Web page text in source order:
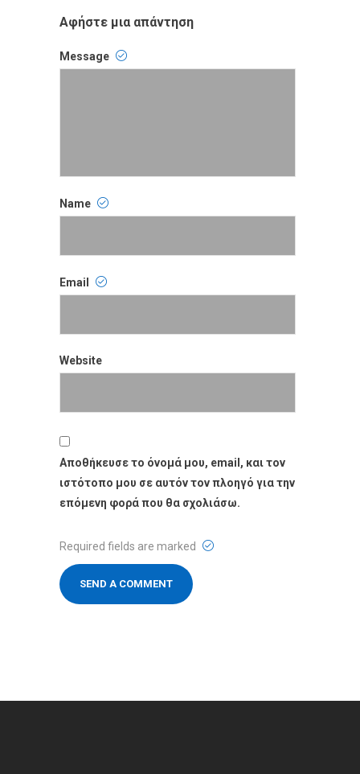
Αφήστε μια απάντηση
Message
Name
Email
Website
Αποθήκευσε το όνομά μου, email, και τον
ιστότοπο μου σε αυτόν τον πλοηγό για την
επόμενη φορά που θα σχολιάσω.
Required fields are marked